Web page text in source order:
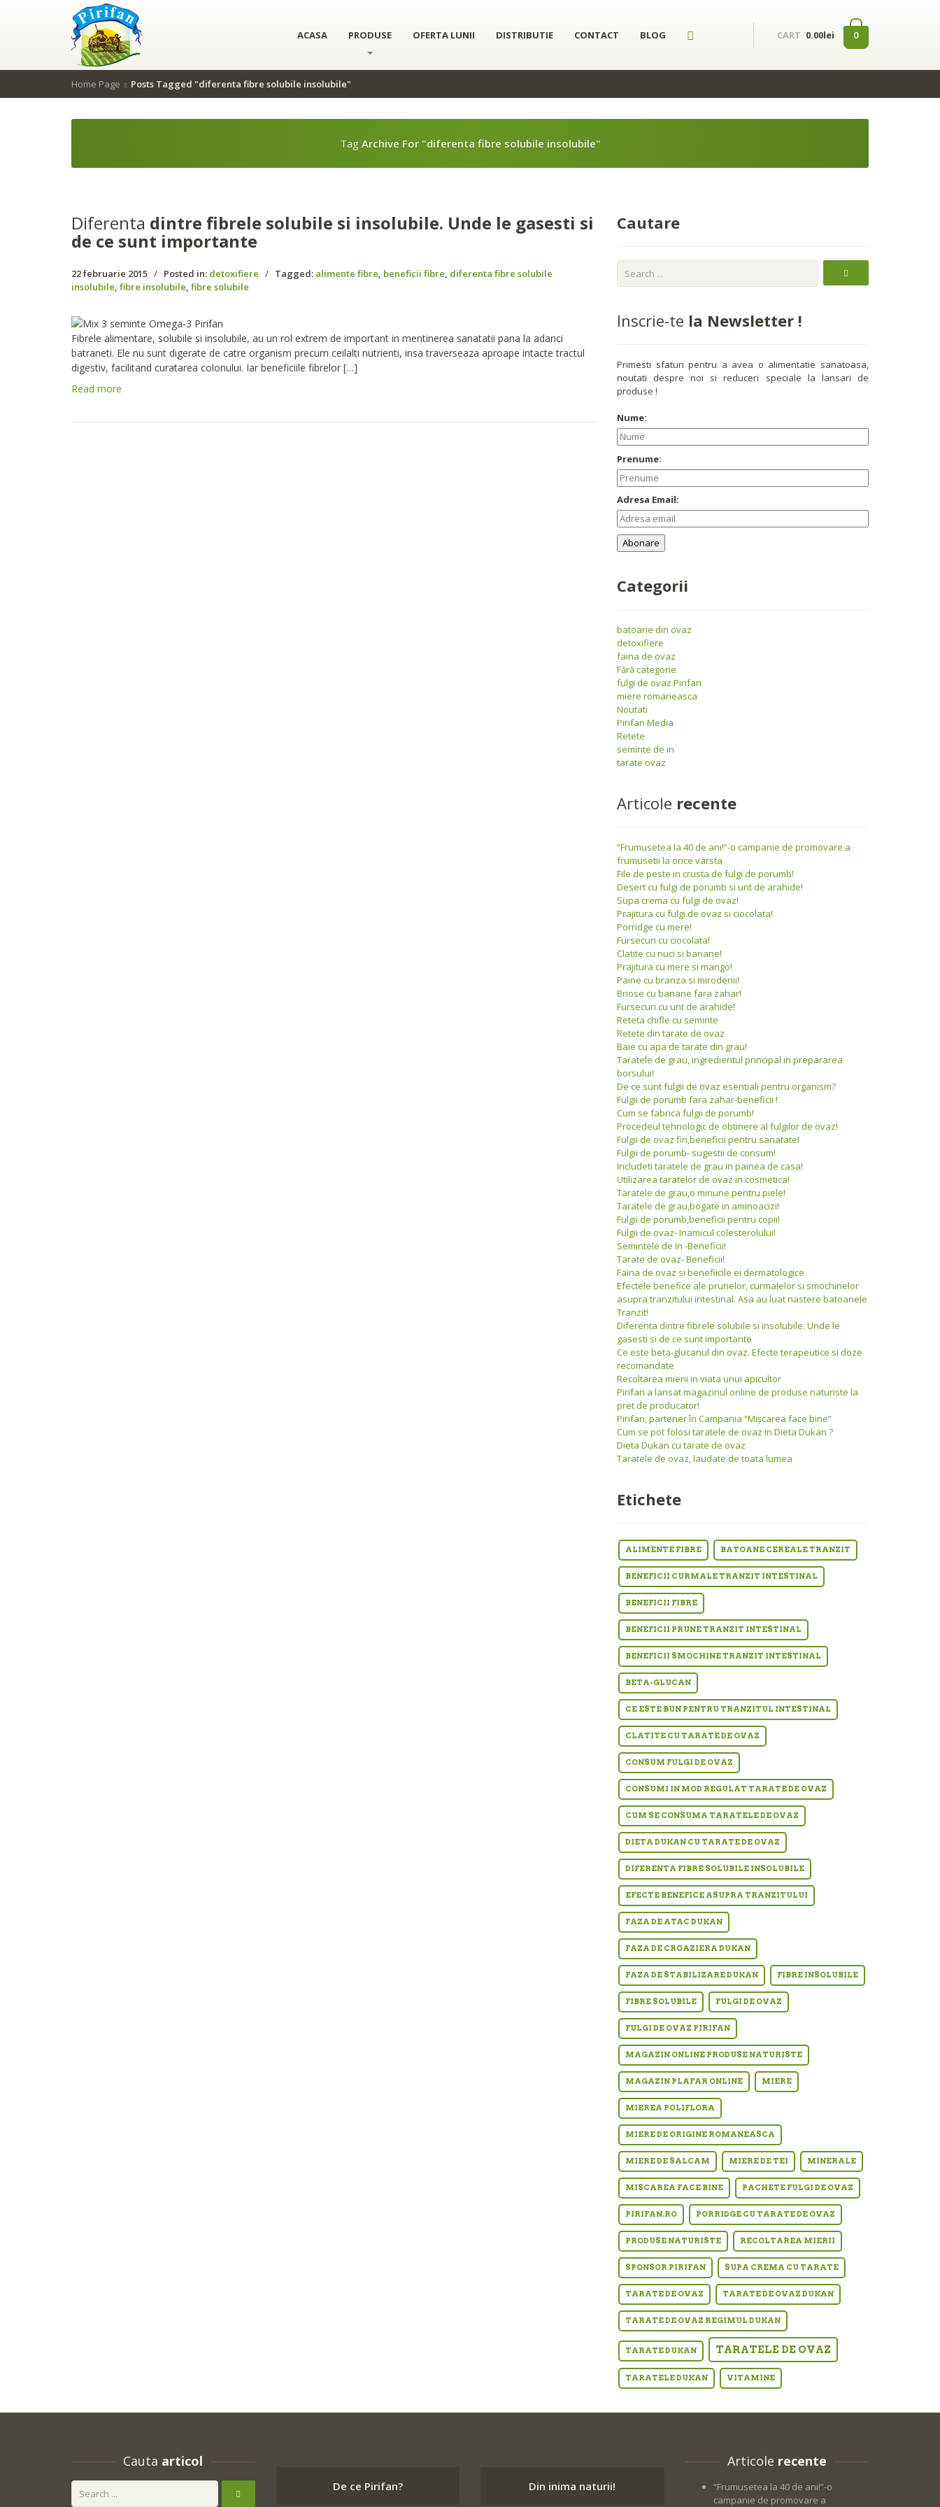
ACASA PRODUSE OFERTA LUNII DISTRIBUTIE CONTACT BLOG CART 0.00lei 0
Home Page Posts Tagged "diferenta fibre solubile insolubile"
TagArchive For "diferenta fibre solubile insolubile"
Diferenta dintre fibrele solubile si insolubile. Unde le gasesti si
de ce sunt importante
22 februarie 2015 / Posted in: detoxifiere / Tagged: alimente fibre, beneficii fibre, diferenta fibre solubile
insolubile, fibre insolubile, fibre solubile
Fibrele alimentare, solubile si insolubile, au un rol extrem de important in mentinerea sanatatii pana la adanci
batraneti. Ele nu sunt digerate de catre organism precum ceilalti nutrienti, insa traverseaza aproape intacte tractul
digestiv, facilitand curatarea colonului. Iar beneficiile fibrelor […]
Read more
Cautare
Inscrie-te la Newsletter !
Primesti sfaturi pentru a avea o alimentatie sanatoasa,
noutati despre noi si reduceri speciale la lansari de
produse !
Nume:
Prenume:
Adresa Email:
Categorii
batoane din ovaz
detoxifiere
faina de ovaz
Fără categorie
fulgi de ovaz Pirifan
miere romaneasca
Noutati
Pirifan Media
Retete
seminte de in
tarate ovaz
Articole recente
“Frumusetea la 40 de ani!”-o campanie de promovare a
frumusetii la orice varsta
File de peste in crusta de fulgi de porumb!
Desert cu fulgi de porumb si unt de arahide!
Supa crema cu fulgi de ovaz!
Prajitura cu fulgi de ovaz si ciocolata!
Porridge cu mere!
Fursecuri cu ciocolata!
Clatite cu nuci si banane!
Prajitura cu mere si mango!
Paine cu branza si mirodenii!
Briose cu banane fara zahar!
Fursecuri cu unt de arahide!
Reteta chifle cu seminte
Retete din tarate de ovaz
Baie cu apa de tarate din grau!
Taratele de grau, ingredientul principal in prepararea
borsului!
De ce sunt fulgii de ovaz esentiali pentru organism?
Fulgii de porumb fara zahar-beneficii !
Cum se fabrica fulgii de porumb!
Procedeul tehnologic de obtinere al fulgilor de ovaz!
Fulgii de ovaz fin,beneficii pentru sanatate!
Fulgii de porumb- sugestii de consum!
Includeti taratele de grau in painea de casa!
Utilizarea taratelor de ovaz in cosmetica!
Taratele de grau,o minune pentru piele!
Taratele de grau,bogate in aminoacizi!
Fulgii de porumb,beneficii pentru copii!
Fulgii de ovaz- Inamicul colesterolului!
Semintele de In -Beneficii!
Tarate de ovaz- Beneficii!
Faina de ovaz si benefiicile ei dermatologice
Efectele benefice ale prunelor, curmalelor si smochinelor
asupra tranzitului intestinal. Asa au luat nastere batoanele
Tranzit!
Diferenta dintre fibrele solubile si insolubile. Unde le
gasesti si de ce sunt importante
Ce este beta-glucanul din ovaz. Efecte terapeutice si doze
recomandate
Recoltarea mierii in viata unui apicultor
Pirifan a lansat magazinul online de produse naturiste la
pret de producator!
Pirifan, partener în Campania “Mişcarea face bine”
Cum se pot folosi taratele de ovaz in Dieta Dukan ?
Dieta Dukan cu tarate de ovaz
Taratele de ovaz, laudate de toata lumea
Etichete
ALIMENTE FIBRE BATOANE CEREALE TRANZIT
BENEFICII CURMALE TRANZIT INTESTINAL
BENEFICII FIBRE
BENEFICII PRUNE TRANZIT INTESTINAL
BENEFICII SMOCHINE TRANZIT INTESTINAL
BETA-GLUCAN
CE ESTE BUN PENTRU TRANZITUL INTESTINAL
CLATITE CU TARATE DE OVAZ
CONSUM FULGI DE OVAZ
CONSUMI IN MOD REGULAT TARATE DE OVAZ
CUM SE CONSUMA TARATELE DE OVAZ
DIETA DUKAN CU TARATE DE OVAZ
DIFERENTA FIBRE SOLUBILE INSOLUBILE
EFECTE BENEFICE ASUPRA TRANZITULUI
FAZA DE ATAC DUKAN
FAZA DE CROAZIERA DUKAN
FAZA DE STABILIZARE DUKAN FIBRE INSOLUBILE
FIBRE SOLUBILE FULGI DE OVAZ
FULGI DE OVAZ PIRIFAN
MAGAZIN ONLINE PRODUSE NATURISTE
MAGAZIN PLAFAR ONLINE MIERE
MIEREA POLIFLORA
MIERE DE ORIGINE ROMANEASCA
MIERE DE SALCAM MIERE DE TEI MINERALE
MISCAREA FACE BINE PACHETE FULGI DE OVAZ
PIRIFAN.RO PORRIDGE CU TARATE DE OVAZ
PRODUSE NATURISTE RECOLTAREA MIERII
SPONSOR PIRIFAN SUPA CREMA CU TARATE
TARATE DE OVAZ TARATE DE OVAZ DUKAN
TARATE DE OVAZ REGIMUL DUKAN
TARATE DUKAN TARATELE DE OVAZ
TARATELE DUKAN VITAMINE
Cauta articol
De ce Pirifan? Din inima naturii!
Articole recente
“Frumusetea la 40 de ani!”-o
campanie de promovare a
de publicitate și de analize informații cu privire la modul în care folosiți site-ul nostru. Aceștia le pot combina cu alte informații oferite de dvs. sau culese în urma folosirii serviciilor lor.